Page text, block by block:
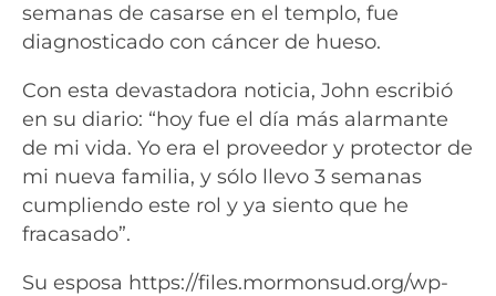
semanas de casarse en el templo, fue
diagnosticado con cáncer de hueso.
Con esta devastadora noticia, John escribió
en su diario: “hoy fue el día más alarmante
de mi vida. Yo era el proveedor y protector de
mi nueva familia, y sólo llevo 3 semanas
cumpliendo este rol y ya siento que he
fracasado”.
Su esposa https://files.mormonsud.org/wp-